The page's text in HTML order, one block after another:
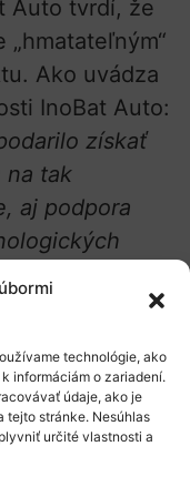
technológie, ako
informáciám o zariadení.
údaje, ako je
tejto stránke. Nesúhlas
určité vlastnosti a
Auto tvrdí, že
Ako uvádza
InoBat Auto:
získať
na tak
aj podpora
sektor v
energetické